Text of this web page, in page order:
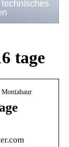
tage